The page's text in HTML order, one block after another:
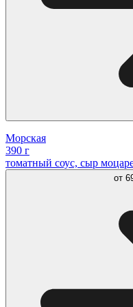
Морская
390 г
томатный соус, сыр
от